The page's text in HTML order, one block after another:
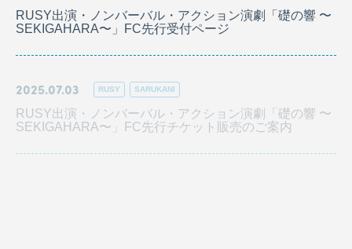
RUSY出演・ノンバーバル・アクション演劇「礎の響 〜
SEKIGAHARA〜」FC先行受付ページ
2025.07.03 RUSY SARUKANI
RUSY出演・ノンバーバル・アクション演劇「礎の響 〜
SEKIGAHARA〜」FC先行チケット販売のご案内